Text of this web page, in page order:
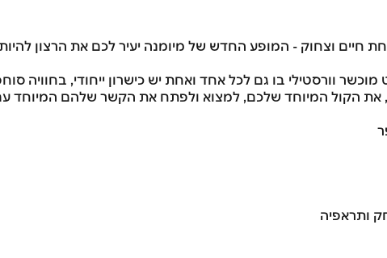
שמחת חיים וצחוק - המופע החדש של מיומנה יעיר לכם את הרצון
וורסטילי בו גם לכל אחד ואחת יש כישרון ייחודי, בחוויה
את הקול המיוחד שלכם, למצוא ולפתח את הקשר שלהם המיוחד